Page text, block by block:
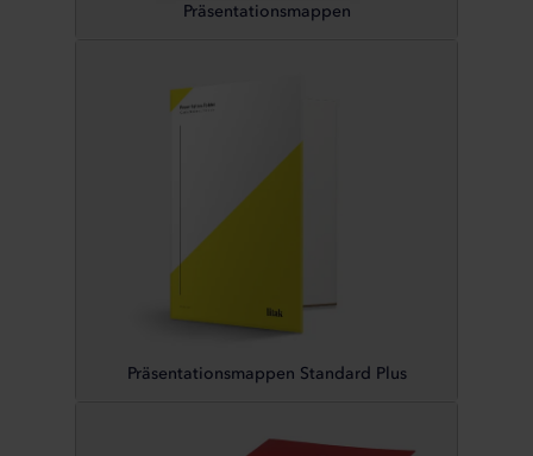
Präsentationsmappen
Präsentationsmappen Standard Plus